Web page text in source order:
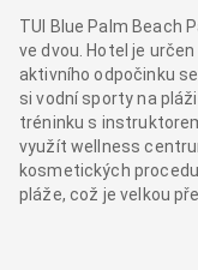
TUI Blue Palm Beach
ve dvou. Hotel je
aktivního odpočinku
si vodní sporty na
tréninku s
využít wellness
kosmetických
pláže, což je velkou